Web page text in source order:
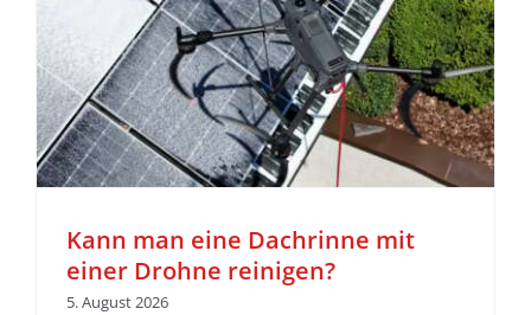
Kann man eine Dachrinne mit
einer Drohne reinigen?
5. August 2026